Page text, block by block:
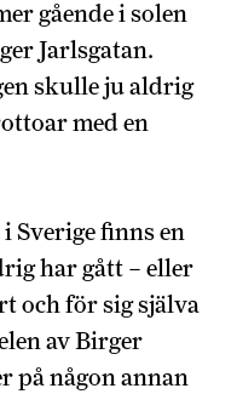
gående i solen
Jarlsgatan.
skulle ju aldrig
med en
Sverige finns en
har gått – eller
och för sig själva
av Birger
på någon annan